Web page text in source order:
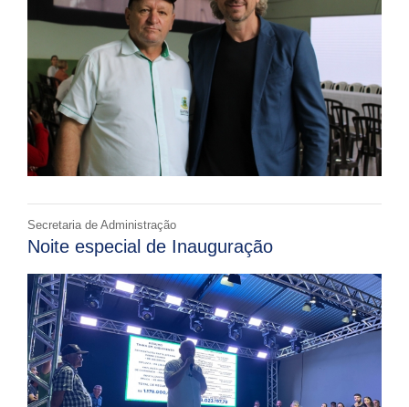
Secretaria de Administração
Noite especial de Inauguração